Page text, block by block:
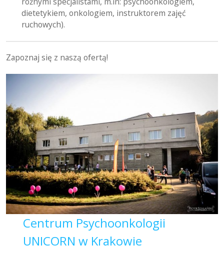
dietetykiem, onkologiem, instruktorem zajęć
ruchowych).
Zapoznaj się z naszą ofertą!
Centrum Psychoonkologii
UNICORN w Krakowie